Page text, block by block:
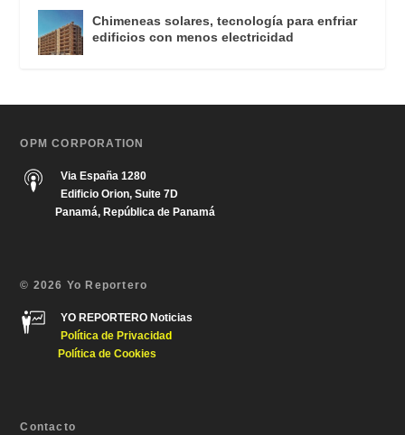
Chimeneas solares, tecnología para enfriar
edificios con menos electricidad
OPM CORPORATION
Via España 1280
Edificio Orion, Suite 7D
Panamá, República de Panamá
© 2026 Yo Reportero
YO REPORTERO Noticias
Política de Privacidad
Política de Cookies
Contacto